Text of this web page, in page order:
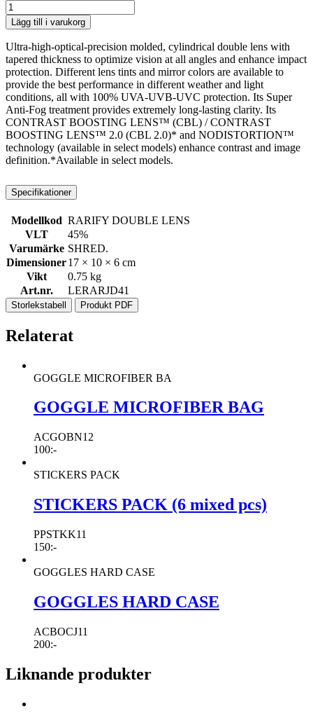
Lägg till i varukorg
Ultra-high-optical-precision molded, cylindrical double lens with
tapered thickness to optimize vision at all angles and enhance impact
protection. Different lens tints and mirror colors are available to
provide the best performance in different weather and light
conditions, all with 100% UVA-UVB-UVC protection. Its Super
Anti-Fog treatment provides extremely long-lasting clarity. Its
CONTRAST BOOSTING LENS™ (CBL) / CONTRAST
BOOSTING LENS™ 2.0 (CBL 2.0)* and NODISTORTION™
technology (available in select models) enhance contrast and image
definition.*Available in select models.
Specifikationer
Modellkod RARIFY DOUBLE LENS
VLT
45%
Varumärke SHRED.
Dimensioner17 × 10 × 6 cm
Vikt
0.75 kg
Art.nr.
LERARJD41
Storlekstabell Produkt PDF
Relaterat
GOGGLE MICROFIBER BA
GOGGLE MICROFIBER BAG
ACGOBN12
100:-
STICKERS PACK
STICKERS PACK (6 mixed pcs)
PPSTKK11
150:-
GOGGLES HARD CASE
GOGGLES HARD CASE
ACBOCJ11
200:-
Liknande produkter